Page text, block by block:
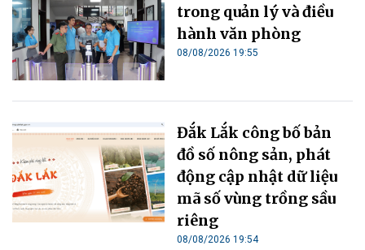
trong quản lý và điều
hành văn phòng
08/08/2026 19:55
Đắk Lắk công bố bản
đồ số nông sản, phát
động cập nhật dữ liệu
mã số vùng trồng sầu
riêng
08/08/2026 19:54